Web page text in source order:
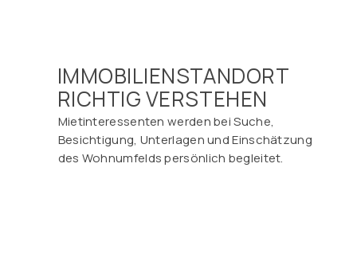
IMMOBILIENSTANDORT
RICHTIG VERSTEHEN
Mietinteressenten werden bei Suche,
Besichtigung, Unterlagen und Einschätzung
des Wohnumfelds persönlich begleitet.